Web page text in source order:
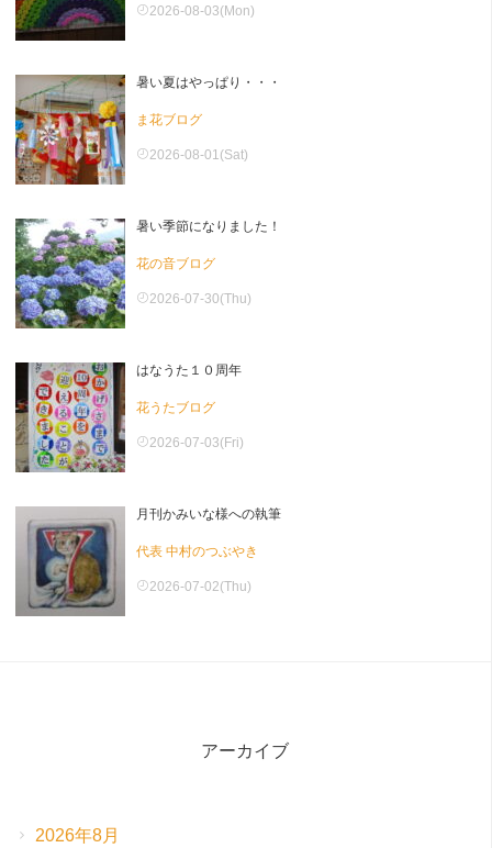
2026-08-03(Mon)
暑い夏はやっぱり・・・
ま花ブログ
2026-08-01(Sat)
暑い季節になりました！
花の音ブログ
2026-07-30(Thu)
はなうた１０周年
花うたブログ
2026-07-03(Fri)
月刊かみいな様への執筆
代表 中村のつぶやき
2026-07-02(Thu)
アーカイブ
2026年8月